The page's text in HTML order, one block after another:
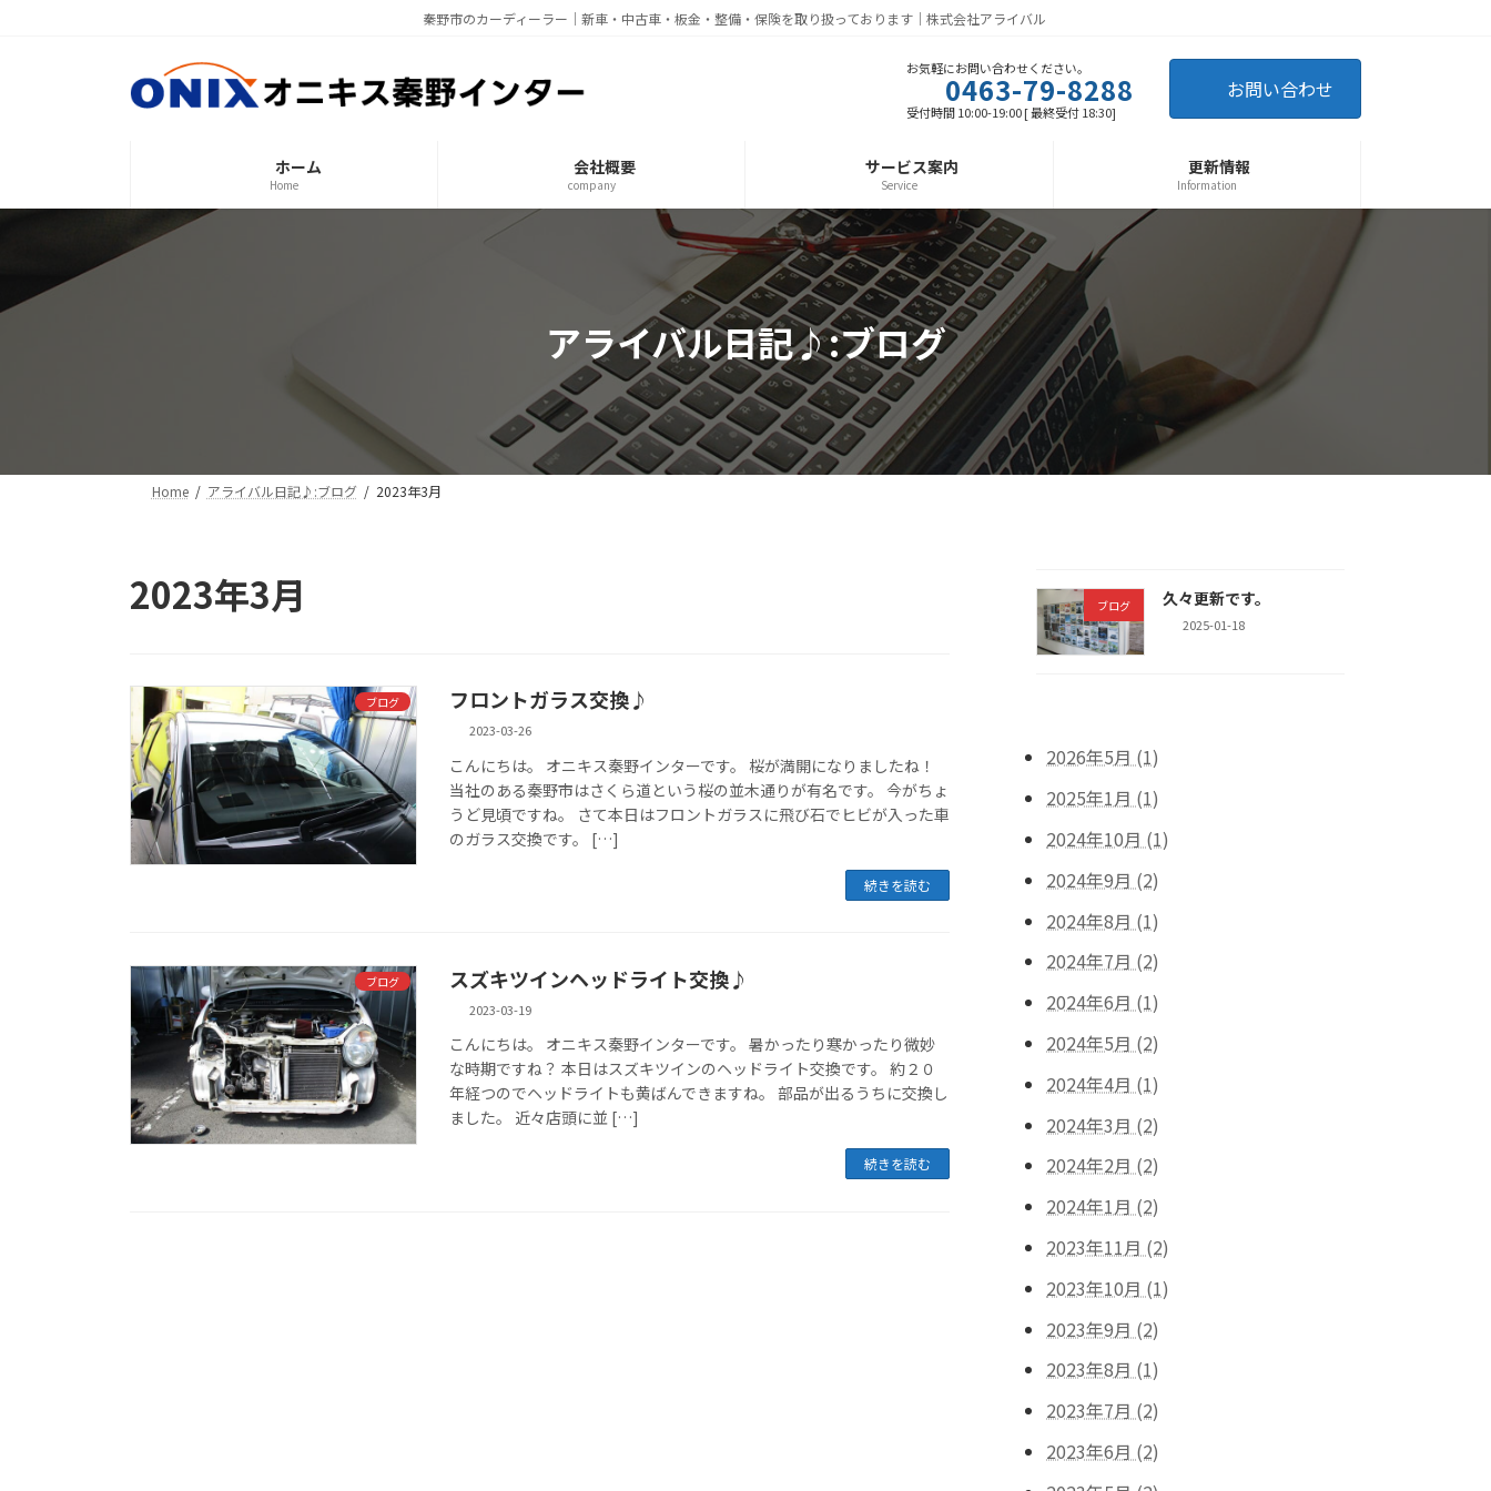
秦野市のカーディーラー｜新車・中古車・板金・整備・保険を取り扱っております｜株式会社アライバル
お気軽にお問い合わせください。
0463-79-8288
受付時間 10:00-19:00 [ 最終受付 18:30]
お問い合わせ
ホーム
Home
会社概要
company
サービス案内
Service
更新情報
Information
アライバル日記♪:ブログ
Home アライバル日記♪:ブログ 2023年3月
2023年3月
ブログ フロントガラス交換♪
2023-03-26
こんにちは。 オニキス秦野インターです。 桜が満開になりましたね！
当社のある秦野市はさくら道という桜の並木通りが有名です。 今がちょ
うど見頃ですね。 さて本日はフロントガラスに飛び石でヒビが入った車
のガラス交換です。 […]
続きを読む
ブログ スズキツインヘッドライト交換♪
2023-03-19
こんにちは。 オニキス秦野インターです。 暑かったり寒かったり微妙
な時期ですね？ 本日はスズキツインのヘッドライト交換です。 約２０
年経つのでヘッドライトも黄ばんできますね。 部品が出るうちに交換し
ました。 近々店頭に並 […]
続きを読む
ブログ 久々更新です。
2025-01-18
2026年5月 (1)
2025年1月 (1)
2024年10月 (1)
2024年9月 (2)
2024年8月 (1)
2024年7月 (2)
2024年6月 (1)
2024年5月 (2)
2024年4月 (1)
2024年3月 (2)
2024年2月 (2)
2024年1月 (2)
2023年11月 (2)
2023年10月 (1)
2023年9月 (2)
2023年8月 (1)
2023年7月 (2)
2023年6月 (2)